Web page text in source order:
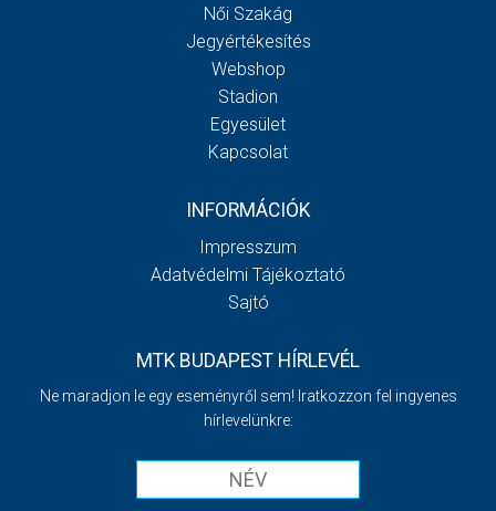
Női Szakág
Jegyértékesítés
Webshop
Stadion
Egyesület
Kapcsolat
INFORMÁCIÓK
Impresszum
Adatvédelmi Tájékoztató
Sajtó
MTK BUDAPEST HÍRLEVÉL
Ne maradjon le egy eseményről sem! Iratkozzon fel ingyenes
hírlevelünkre: